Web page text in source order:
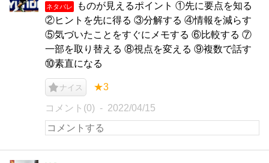
ネタバレ
ものが見えるポイント ①先に要点を知る
②ヒントを先に得る ③分解する ④情報を減らす
⑤気づいたことをすぐにメモする ⑥比較する ⑦
一部を取り替える ⑧視点を変える ⑨複数で話す
⑩素直になる
ナイス ★3
コメント(0) 2022/04/15